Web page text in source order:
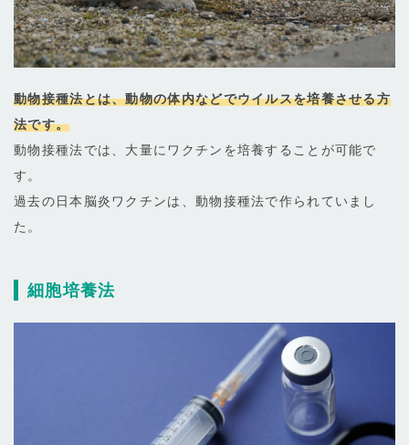
動物接種法とは、動物の体内などでウイルスを培養させる方
法です。
動物接種法では、大量にワクチンを培養することが可能で
す。
過去の日本脳炎ワクチンは、動物接種法で作られていまし
た。
細胞培養法